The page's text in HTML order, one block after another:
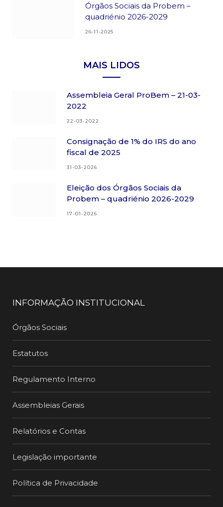
Órgãos Sociais da Probem –
quadriénio 2026-2029
26-11-2025
MAIS LIDOS
Assembleia Geral ProBem – 21-03-
2022
22-03-2022
Consignação de 1% do IRS do ano
fiscal de 2025
31-03-2026
Eleição dos Órgãos Sociais da
Probem – quadriénio 2026-2029
17-01-2026
INFORMAÇÃO INSTITUCIONAL
Órgãos Sociais
Estatutos
Regulamento Interno
Assembleias Gerais
Relatórios e Contas
Legislação importante
Política de Privacidade